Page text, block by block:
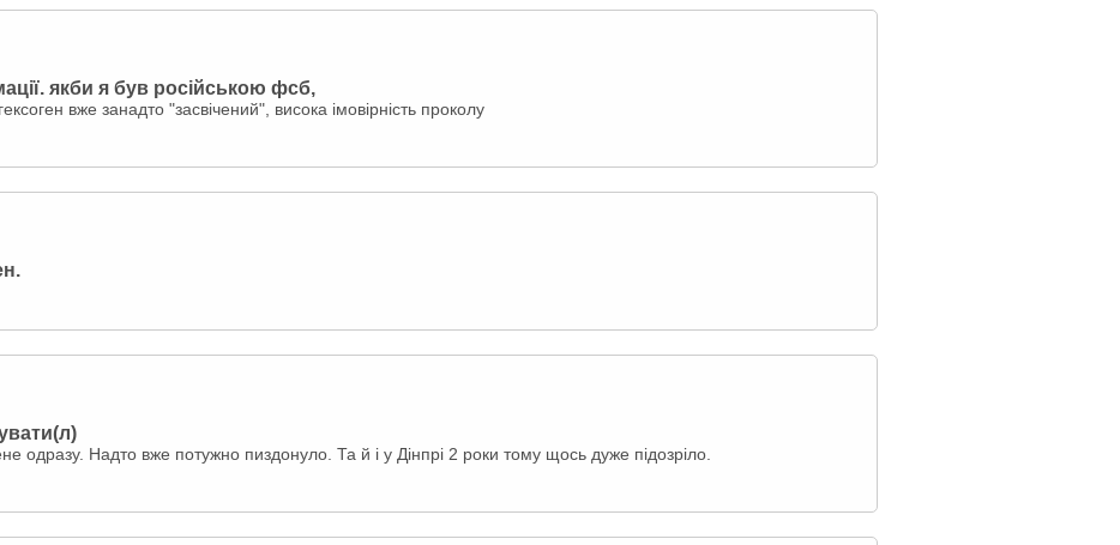
якби я був російською фсб,
вже занадто "засвічений", висока імовірність проколу
одразу. Надто вже потужно пиздонуло. Та й і у Дінпрі 2 роки тому щось дуже підозріло.